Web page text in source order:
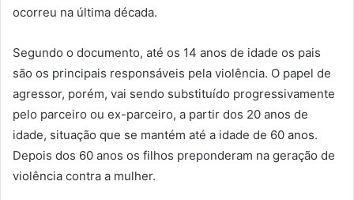
ocorreu na última década.
Segundo o documento, até os 14 anos de idade os pais
são os principais responsáveis pela violência. O papel de
agressor, porém, vai sendo substituído progressivamente
pelo parceiro ou ex-parceiro, a partir dos 20 anos de
idade, situação que se mantém até a idade de 60 anos.
Depois dos 60 anos os filhos preponderam na geração de
violência contra a mulher.